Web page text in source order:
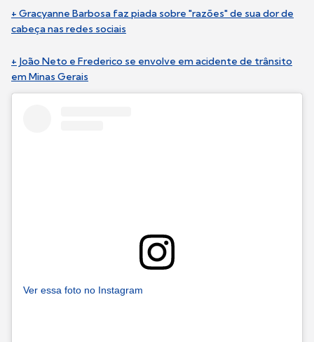
+ Gracyanne Barbosa faz piada sobre "razões" de sua dor de
cabeça nas redes sociais
+ João Neto e Frederico se envolve em acidente de trânsito
em Minas Gerais
Ver essa foto no Instagram